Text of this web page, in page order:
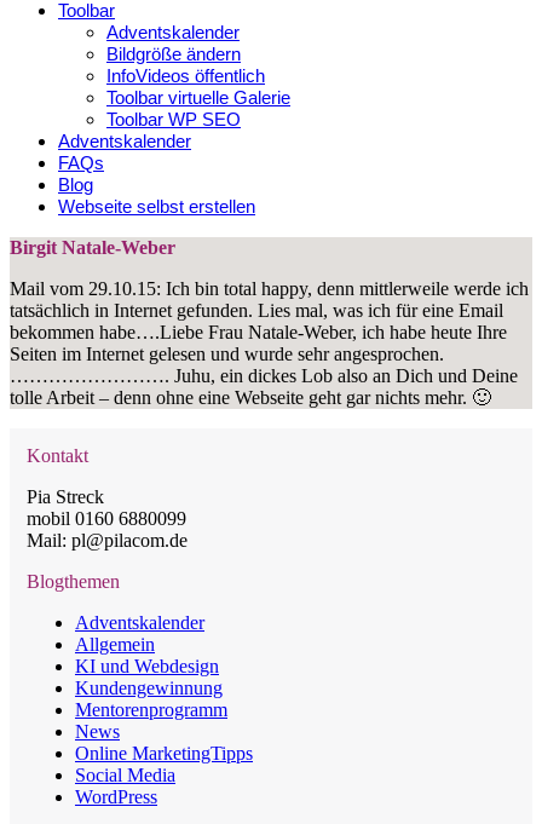
Toolbar
Adventskalender
Bildgröße ändern
InfoVideos öffentlich
Toolbar virtuelle Galerie
Toolbar WP SEO
Adventskalender
FAQs
Blog
Webseite selbst erstellen
Birgit Natale-Weber
Mail vom 29.10.15: Ich bin total happy, denn mittlerweile werde ich
tatsächlich in Internet gefunden. Lies mal, was ich für eine Email
bekommen habe….Liebe Frau Natale-Weber, ich habe heute Ihre
Seiten im Internet gelesen und wurde sehr angesprochen.
……………………. Juhu, ein dickes Lob also an Dich und Deine
tolle Arbeit – denn ohne eine Webseite geht gar nichts mehr. 🙂
Kontakt
Pia Streck
mobil 0160 6880099
Mail: pl@pilacom.de
Blogthemen
Adventskalender
Allgemein
KI und Webdesign
Kundengewinnung
Mentorenprogramm
News
Online MarketingTipps
Social Media
WordPress